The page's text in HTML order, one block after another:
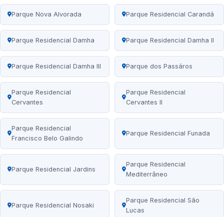
Parque Nova Alvorada Parque Residencial Carandá
Parque Residencial Damha Parque Residencial Damha II
Parque Residencial Damha III Parque dos Passáros
Parque Residencial
Cervantes
Parque Residencial
Cervantes II
Parque Residencial
Francisco Belo Galindo
Parque Residencial Funada
Parque Residencial Jardins
Parque Residencial
Mediterrâneo
Parque Residencial Nosaki
Parque Residencial São
Lucas